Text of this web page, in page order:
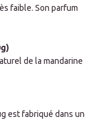
faible. Son parfum
de la mandarine
est fabriqué dans un